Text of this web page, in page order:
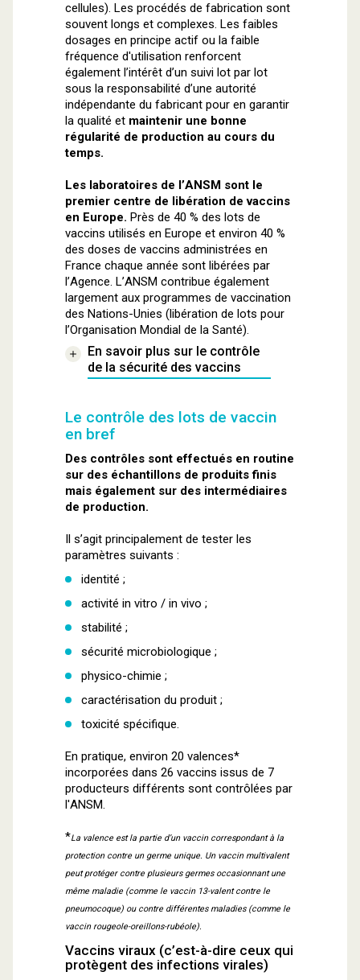
cellules). Les procédés de fabrication sont
souvent longs et complexes. Les faibles
dosages en principe actif ou la faible
fréquence d'utilisation renforcent
également l’intérêt d’un suivi lot par lot
sous la responsabilité d’une autorité
indépendante du fabricant pour en garantir
la qualité et maintenir une bonne
régularité de production au cours du
temps.
Les laboratoires de l’ANSM sont le
premier centre de libération de vaccins
en Europe. Près de 40 % des lots de
vaccins utilisés en Europe et environ 40 %
des doses de vaccins administrées en
France chaque année sont libérées par
l’Agence. L’ANSM contribue également
largement aux programmes de vaccination
des Nations-Unies (libération de lots pour
l’Organisation Mondial de la Santé).
En savoir plus sur le contrôle
de la sécurité des vaccins
Le contrôle des lots de vaccin
en bref
Des contrôles sont effectués en routine
sur des échantillons de produits finis
mais également sur des intermédiaires
de production.
Il s’agit principalement de tester les
paramètres suivants :
identité ;
activité in vitro / in vivo ;
stabilité ;
sécurité microbiologique ;
physico-chimie ;
caractérisation du produit ;
toxicité spécifique.
En pratique, environ 20 valences*
incorporées dans 26 vaccins issus de 7
producteurs différents sont contrôlées par
l'ANSM.
*La valence est la partie d’un vaccin correspondant à la
protection contre un germe unique. Un vaccin multivalent
peut protéger contre plusieurs germes occasionnant une
même maladie (comme le vaccin 13-valent contre le
pneumocoque) ou contre différentes maladies (comme le
vaccin rougeole-oreillons-rubéole).
Vaccins viraux (c’est-à-dire ceux qui
protègent des infections virales)